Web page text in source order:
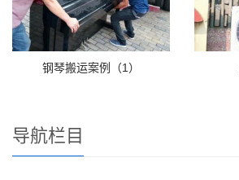
钢琴搬运案例（1）
导航栏目